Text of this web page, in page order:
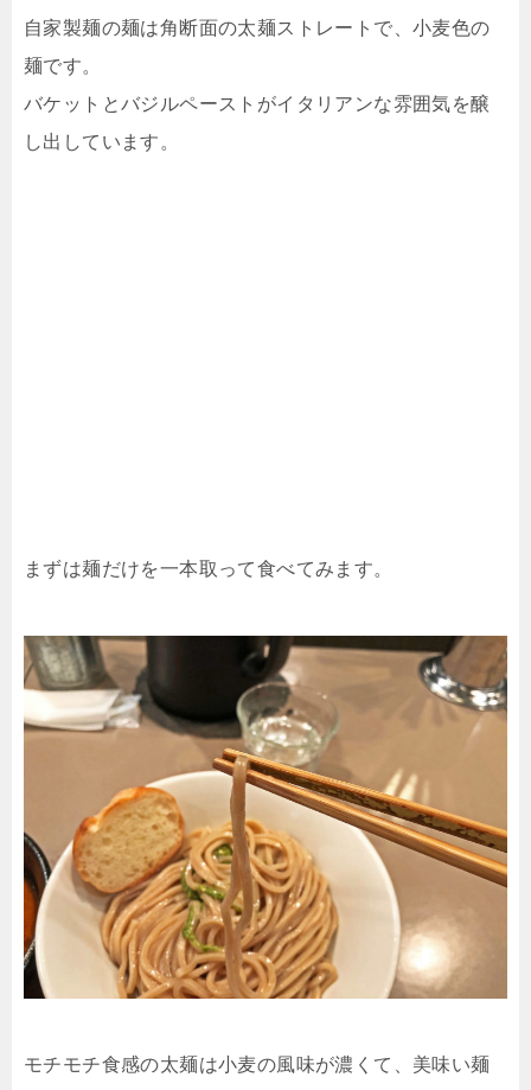
自家製麺の麺は角断面の太麺ストレートで、小麦色の
麺です。
バケットとバジルペーストがイタリアンな雰囲気を醸
し出しています。
まずは麺だけを一本取って食べてみます。
モチモチ食感の太麺は小麦の風味が濃くて、美味い麺